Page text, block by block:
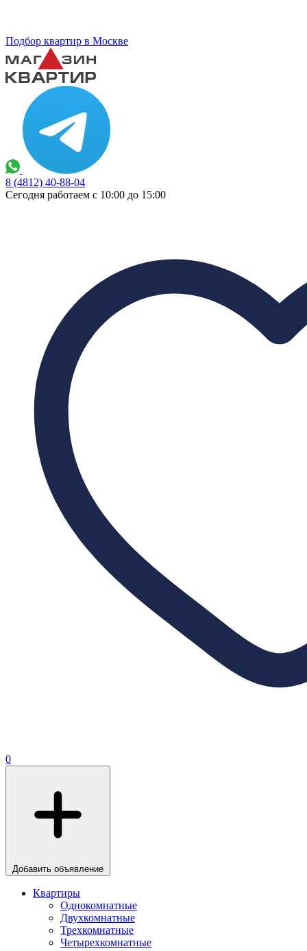
Подбор квартир в Москве
8 (4812) 40-88-04
Сегодня работаем с 10:00 до 15:00
0
Добавить объявление
Квартиры
Однокомнатные
Двухкомнатные
Трехкомнатные
Четырехкомнатные